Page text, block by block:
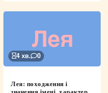
4 хв. 0
Лея: походження і